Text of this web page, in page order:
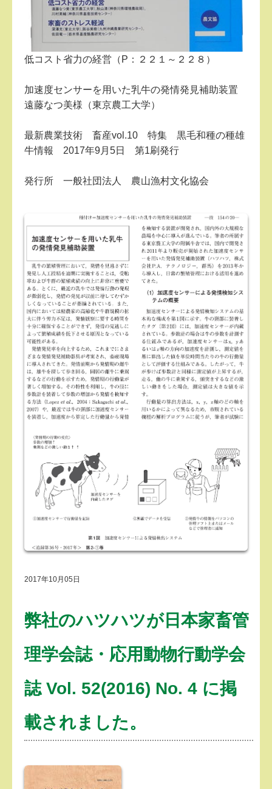
低コスト省力の経営（P：２２１～２２８）
加速度センサーを用いた乳牛の発情発見補助装置
遠藤なつ美様（東京農工大学）
最新農業技術 畜産vol.10 特集 黒毛和種の種雄
牛情報 2017年9月5日 第1刷発行
発行所 一般社団法人 農山漁村文化協会
2017年10月05日
弊社のハツハツが日本家畜管
理学会誌・応用動物行動学会
誌 Vol. 52(2016) No. 4 に掲
載されました。